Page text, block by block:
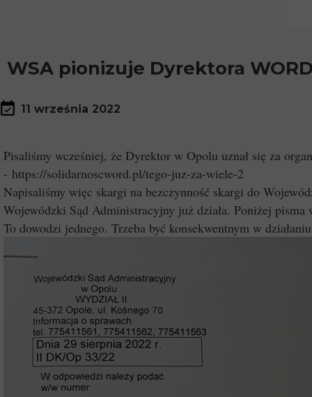
11 września 2022
Pisaliśmy wcześniej, że Dyrektor w Opolu uznał się za
- https://solidarnoscword.pl/tego-juz-za-wiele-2
Napisaliśmy więc skargi na bezczynność skargi do
Wojewódzki Sąd Administracyjny już działa. Poniżej
To dowodzi jednego. Trzeba być konsekwentnym w
WSA pionizuje Dyrektora